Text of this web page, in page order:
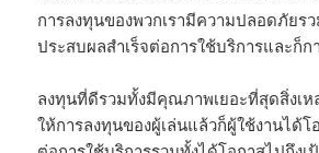
การลงทุนของพวกเรามีความปลอดภัยร
ประสบผลสำเร็จต่อการใช้บริการและก็ก
ลงทุนที่ดีรวมทั้งมีคุณภาพเยอะที่สุดสิ่งเห
ให้การลงทุนของผู้เล่นแล้วก็ผู้ใช้งานได้โ